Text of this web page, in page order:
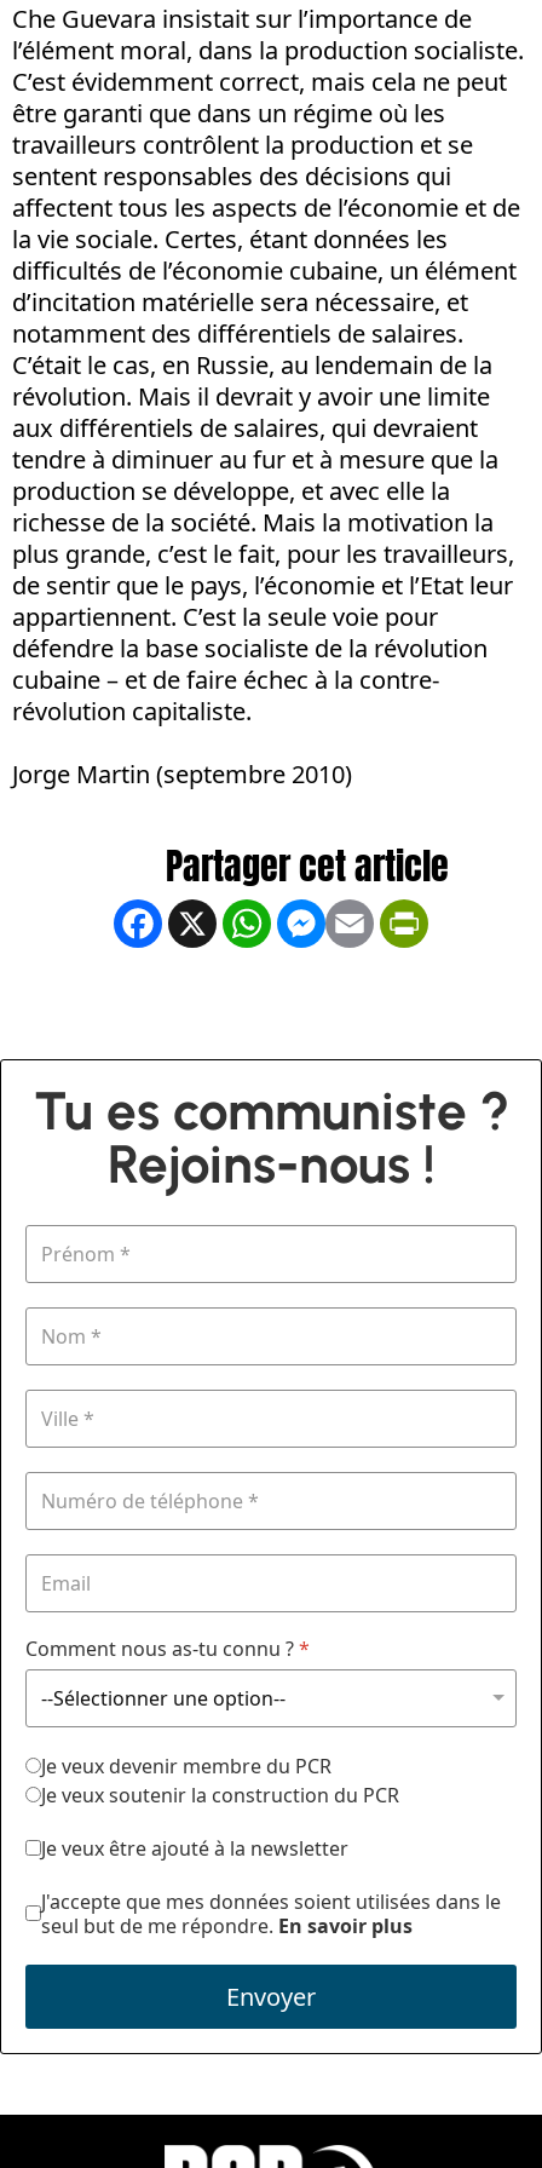
Che Guevara insistait sur l’importance de
l’élément moral, dans la production socialiste.
C’est évidemment correct, mais cela ne peut
être garanti que dans un régime où les
travailleurs contrôlent la production et se
sentent responsables des décisions qui
affectent tous les aspects de l’économie et de
la vie sociale. Certes, étant données les
difficultés de l’économie cubaine, un élément
d’incitation matérielle sera nécessaire, et
notamment des différentiels de salaires.
C’était le cas, en Russie, au lendemain de la
révolution. Mais il devrait y avoir une limite
aux différentiels de salaires, qui devraient
tendre à diminuer au fur et à mesure que la
production se développe, et avec elle la
richesse de la société. Mais la motivation la
plus grande, c’est le fait, pour les travailleurs,
de sentir que le pays, l’économie et l’Etat leur
appartiennent. C’est la seule voie pour
défendre la base socialiste de la révolution
cubaine – et de faire échec à la contre-
révolution capitaliste.
Jorge Martin (septembre 2010)
Facebook
X WhatsApp
Messenger
Email
Tu es communiste ?
Rejoins-nous !
Comment nous as-tu connu ?*
Je veux devenir membre du PCR
Je veux soutenir la construction du PCR
Je veux être ajouté à la newsletter
J'accepte que mes données soient utilisées dans le
seul but de me répondre. En savoir plus
Envoyer